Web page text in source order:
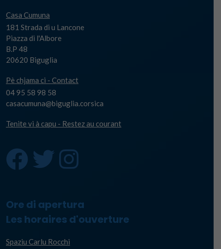
Casa Cumuna
181 Strada di u Lancone
Piazza di l'Albore
B.P 48
20620 Biguglia
Pè chjama ci - Contact
04 95 58 98 58
casacumuna@biguglia.corsica
Tenite vi à capu - Restez au courant
Ore di apertura
Les horaires d'ouverture
Spaziu Carlu Rocchi